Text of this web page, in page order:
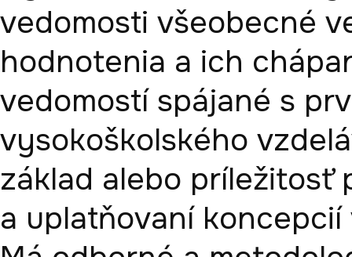
vedomosti všeobecné
hodnotenia a ich
vedomostí spájané s
vysokoškolského
základ alebo príležitosť
a uplatňovaní